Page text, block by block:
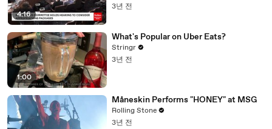
4:16
3년 전
1:00
What's Popular on Uber Eats?
Stringr
3년 전
Måneskin Performs "HONEY" at MSG
Rolling Stone
3년 전